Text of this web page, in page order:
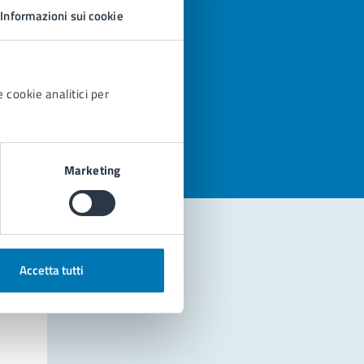
Informazioni sui cookie
cookie analitici per
Marketing
Accetta tutti